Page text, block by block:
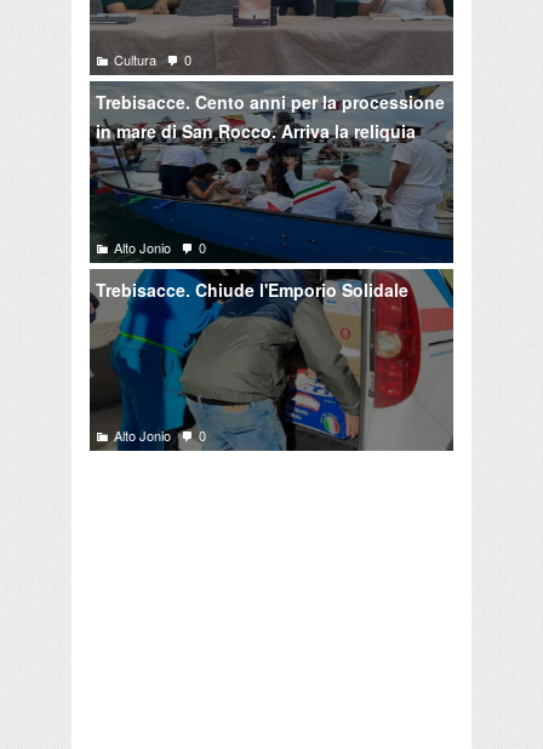
Cultura 0
Trebisacce. Cento anni per la processione
in mare di San Rocco. Arriva la reliquia
Alto Jonio 0
Trebisacce. Chiude l'Emporio Solidale
Alto Jonio 0